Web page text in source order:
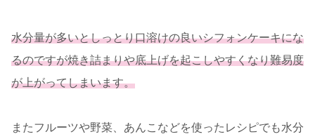
水分量が多いとしっとり口溶けの良いシフォンケーキにな
るのですが焼き詰まりや底上げを起こしやすくなり難易度
が上がってしまいます。
またフルーツや野菜、あんこなどを使ったレシピでも水分